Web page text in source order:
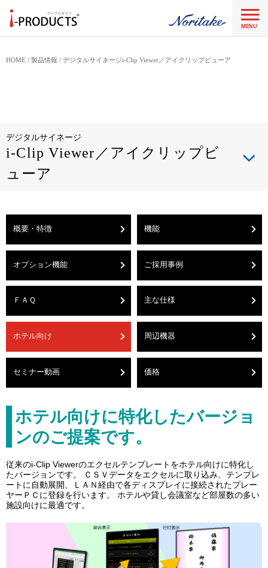
MENU
HOME 製品情報 デジタルサイネージi-Clip Viewer／アイクリップビューア
デジタルサイネージ
i-Clip Viewer／アイクリップビ
ューア
概要・特徴 機能
オプション機能 ご採用事例
ＦＡＱ 主な仕様
ホテル向け 周辺機器
セミナー動画 価格
ホテル向けに特化したバージョ
ンのご提案です。
従来のi-Clip Viewerのエクセルテンプレートをホテル向けに特化し
たバージョンです。 ＣＳＶデータをエクセルに取り込み、テンプレ
ートに自動展開、ＬＡＮ経由で各ディスプレイに接続されたプレー
ヤーＰＣに登録を行います。 ホテルや貸し会議室など部屋数の多い
施設向けに最適です。